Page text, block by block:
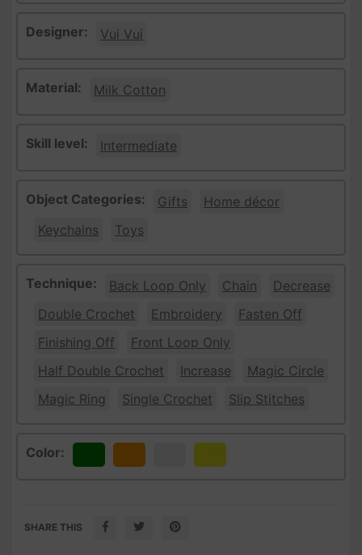
Designer: Vui Vui
Material: Milk Cotton
Skill level: Intermediate
Object Categories: Gifts
Home décor
Keychains
Toys
Technique: Back Loop Only Chain
Decrease
Double Crochet
Embroidery
Fasten Off
Finishing Off
Front Loop Only
Half Double Crochet
Increase
Magic Circle
Magic Ring
Single Crochet Slip Stitches
Color:
SHARE THIS